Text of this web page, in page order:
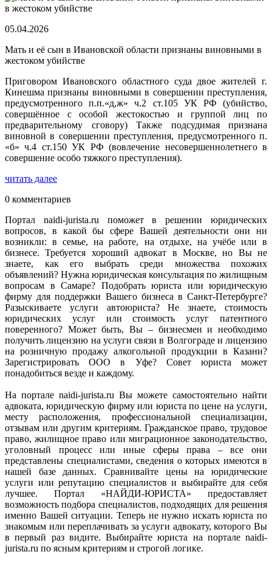
05.04.2026
Мать и её сын в Ивановской области признаны виновными в
жестоком убийстве
Приговором Ивановского областного суда двое жителей г.
Кинешма признаны виновными в совершении преступления,
предусмотренного п.п.«д,ж» ч.2 ст.105 УК РФ (убийство,
совершённое с особой жестокостью и группой лиц по
предварительному сговору) Также подсудимая признана
виновной в совершении преступления, предусмотренного п.
«б» ч.4 ст.150 УК РФ (вовлечение несовершеннолетнего в
совершение особо тяжкого преступления).
читать далее
0 комментариев
Портал naidi-jurista.ru поможет в решении юридических
вопросов, в какой бы сфере Вашей деятельности они ни
возникли: в семье, на работе, на отдыхе, на учёбе или в
бизнесе. Требуется хороший адвокат в Москве, но Вы не
знаете, как его выбрать среди множества похожих
объявлений? Нужна юридическая консультация по жилищным
вопросам в Самаре? Подобрать юриста или юридическую
фирму для поддержки Вашего бизнеса в Санкт-Петербурге?
Разыскиваете услуги автоюриста? Не знаете, стоимость
юридических услуг или стоимость услуг патентного
поверенного? Может быть, Вы – бизнесмен и необходимо
получить лицензию на услуги связи в Волгограде и лицензию
на розничную продажу алкогольной продукции в Казани?
Зарегистрировать ООО в Уфе? Совет юриста может
понадобиться везде и каждому.
На портале naidi-jurista.ru Вы можете самостоятельно найти
адвоката, юридическую фирму или юриста по цене на услуги,
месту расположения, профессиональной специализации,
отзывам или другим критериям. Гражданское право, трудовое
право, жилищное право или миграционное законодательство,
уголовный процесс или иные сферы права – все они
представлены специалистами, сведения о которых имеются в
нашей базе данных. Сравнивайте цены на юридические
услуги или репутацию специалистов и выбирайте для себя
лучшее. Портал «НАЙДИ-ЮРИСТА» предоставляет
возможность подбора специалистов, подходящих для решения
именно Вашей ситуации. Теперь не нужно искать юриста по
знакомым или переплачивать за услуги адвокату, которого Вы
в первый раз видите. Выбирайте юриста на портале naidi-
jurista.ru по ясным критериям и строгой логике.